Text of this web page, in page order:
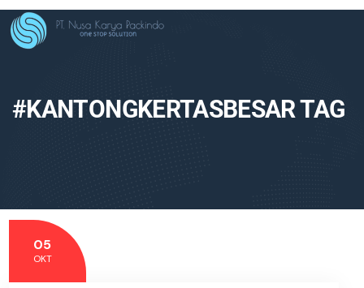
#KANTONGKERTASBESAR TAG
05
OKT